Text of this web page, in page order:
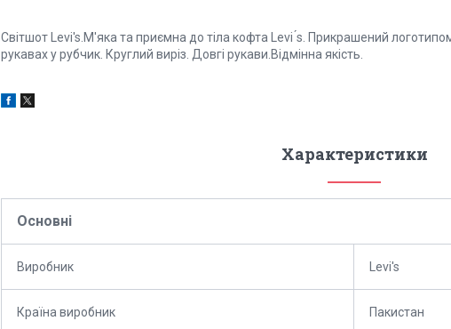
Світшот Levi's.М'яка та приємна до тіла кофта Levi ́s. Прикрашений
рукавах у рубчик. Круглий виріз. Довгі рукави.Відмінна якість.
Характеристики
Основні
Виробник Levi's
Країна виробник Пакистан